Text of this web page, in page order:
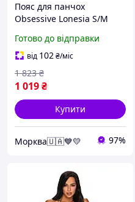
Пояс для панчох
Obsessive Lonesia S/M
дорослих
Готово до відправки
від 102₴/міс
1 019₴
1 823 ₴
Купити
Морква🇺🇦💙💛 97%